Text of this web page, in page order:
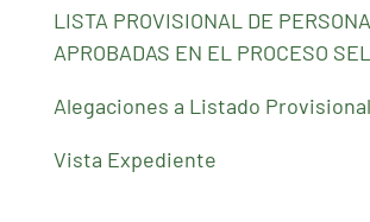
LISTA PROVISIONAL DE
APROBADAS EN EL PROCESO
Alegaciones a Listado Provisional
Vista Expediente